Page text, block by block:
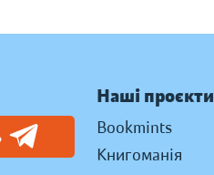
Наші проєкти
Bookmints
Книгоманія